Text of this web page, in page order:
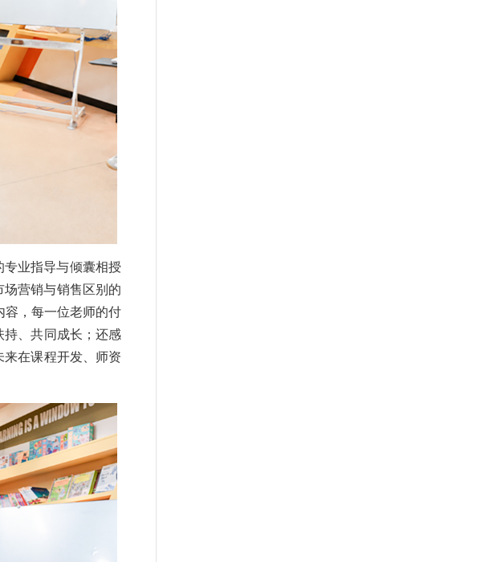
业指导与倾囊相授
营销与销售区别的
容，每一位老师的付
、共同成长；还感
在课程开发、师资